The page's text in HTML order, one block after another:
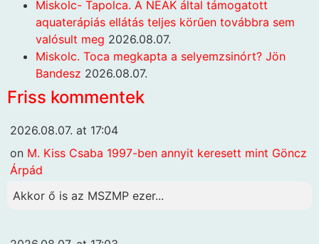
Miskolc- Tapolca. A NEAK által támogatott
aquaterápiás ellátás teljes körűen továbbra sem
valósult meg 2026.08.07.
Miskolc. Toca megkapta a selyemzsinórt? Jön
Bandesz 2026.08.07.
Friss kommentek
2026.08.07. at 17:04
on M. Kiss Csaba 1997-ben annyit keresett mint Göncz
Árpád
Akkor ő is az MSZMP ezer...